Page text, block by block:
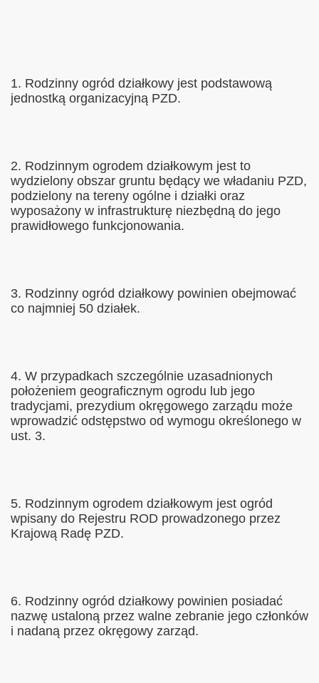
1. Rodzinny ogród działkowy jest podstawową
jednostką organizacyjną PZD.
2. Rodzinnym ogrodem działkowym jest to
wydzielony obszar gruntu będący we władaniu PZD,
podzielony na tereny ogólne i działki oraz
wyposażony w infrastrukturę niezbędną do jego
prawidłowego funkcjonowania.
3. Rodzinny ogród działkowy powinien obejmować
co najmniej 50 działek.
4. W przypadkach szczególnie uzasadnionych
położeniem geograficznym ogrodu lub jego
tradycjami, prezydium okręgowego zarządu może
wprowadzić odstępstwo od wymogu określonego w
ust. 3.
5. Rodzinnym ogrodem działkowym jest ogród
wpisany do Rejestru ROD prowadzonego przez
Krajową Radę PZD.
6. Rodzinny ogród działkowy powinien posiadać
nazwę ustaloną przez walne zebranie jego członków
i nadaną przez okręgowy zarząd.